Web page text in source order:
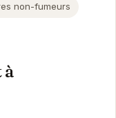
non-fumeurs
à